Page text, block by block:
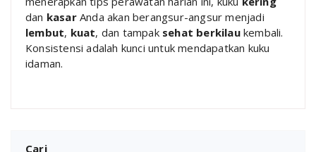
dan kasarAnda akan berangsur-angsur menjadi
lembut, kuat, dan tampak sehat berkilaukembali.
Konsistensi adalah kunci untuk mendapatkan kuku
idaman.
Cari